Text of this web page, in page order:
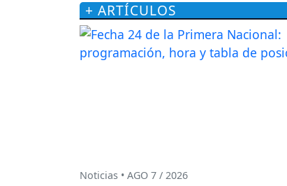
+ ARTÍCULOS
Noticias • AGO 7 / 2026